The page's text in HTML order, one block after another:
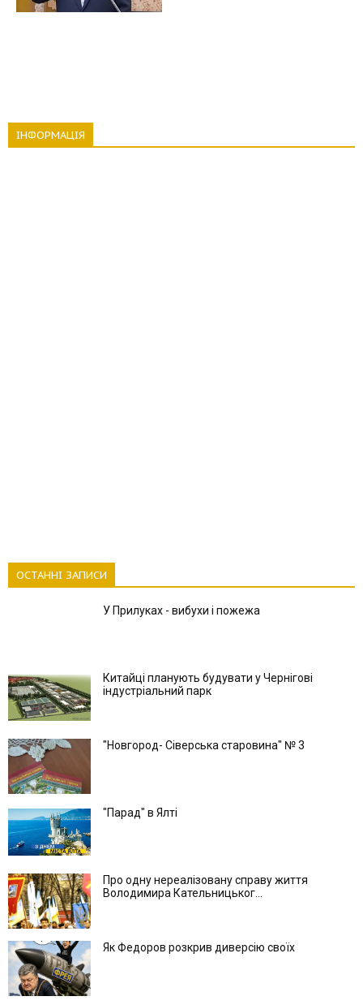
ІНФОРМАЦІЯ
ОСТАННІ ЗАПИСИ
У Прилуках - вибухи і пожежа
Китайці планують будувати у Чернігові
індустріальний парк
"Новгород- Сіверська старовина" № 3
"Парад" в Ялті
Про одну нереалізовану справу життя
Володимира Кательницьког...
Як Федоров розкрив диверсію своїх